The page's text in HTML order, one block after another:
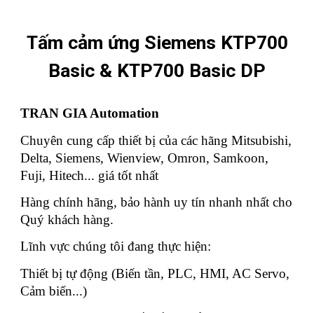
Tấm cảm ứng Siemens KTP700
Basic & KTP700 Basic DP
TRAN GIA Automation
Chuyên cung cấp thiết bị của các hãng Mitsubishi,
Delta, Siemens, Wienview, Omron, Samkoon,
Fuji, Hitech... giá tốt nhất
Hàng chính hãng, bảo hành uy tín nhanh nhất cho
Quý khách hàng.
Lĩnh vực chúng tôi đang thực hiện:
Thiết bị tự động (Biến tần, PLC, HMI, AC Servo,
Cảm biến...)